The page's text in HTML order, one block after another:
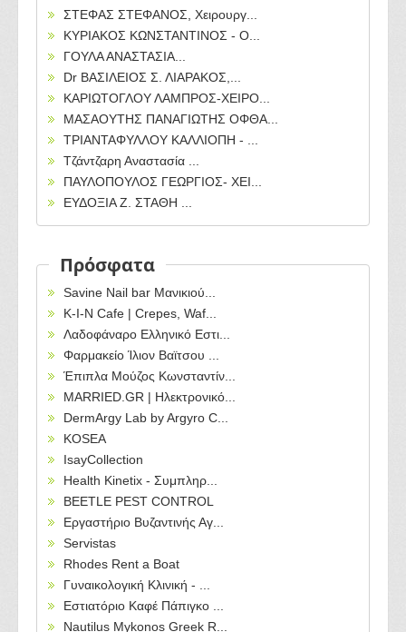
ΣΤΕΦΑΣ ΣΤΕΦΑΝΟΣ, Χειρουργ...
ΚΥΡΙΑΚΟΣ ΚΩΝΣΤΑΝΤΙΝΟΣ - Ο...
ΓΟΥΛΑ ΑΝΑΣΤΑΣΙΑ...
Dr ΒΑΣΙΛΕΙΟΣ Σ. ΛΙΑΡΑΚΟΣ,...
ΚΑΡΙΩΤΟΓΛΟΥ ΛΑΜΠΡΟΣ-ΧΕΙΡΟ...
ΜΑΣΑΟΥΤΗΣ ΠΑΝΑΓΙΩΤΗΣ ΟΦΘΑ...
ΤΡΙΑΝΤΑΦΥΛΛΟΥ ΚΑΛΛΙΟΠΗ - ...
Τζάντζαρη Αναστασία ...
ΠΑΥΛΟΠΟΥΛΟΣ ΓΕΩΡΓΙΟΣ- ΧΕΙ...
ΕΥΔΟΞΙΑ Ζ. ΣΤΑΘΗ ...
Πρόσφατα
Savine Nail bar Μανικιού...
Κ-Ι-Ν Cafe | Crepes, Waf...
Λαδοφάναρο Ελληνικό Εστι...
Φαρμακείο Ίλιον Βαϊτσου ...
Έπιπλα Μούζος Κωνσταντίν...
MARRIED.GR | Ηλεκτρονικό...
DermArgy Lab by Argyro C...
KOSEA
IsayCollection
Health Kinetix - Συμπληρ...
BEETLE PEST CONTROL
Εργαστήριο Βυζαντινής Αγ...
Servistas
Rhodes Rent a Boat
Γυναικολογική Κλινική - ...
Εστιατόριο Καφέ Πάπιγκο ...
Nautilus Mykonos Greek R...